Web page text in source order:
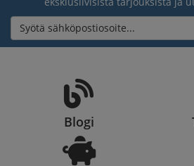
Syötä sähköpostiosoite...
Blogi